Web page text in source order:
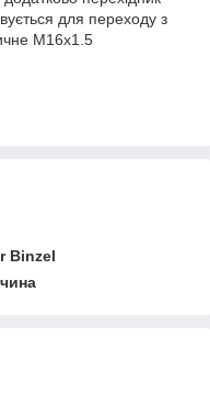
для переходу з
M16x1.5
Binzel